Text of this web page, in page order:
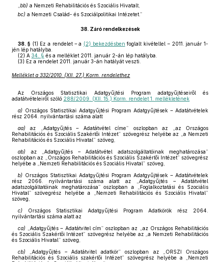
bb) a Nemzeti Rehabilitációs és Szociális Hivatalt,
bc) a Nemzeti Család- és Szociálpolitikai Intézetet.”
38. Záró rendelkezések
38. § (1) Ez a rendelet – a (2) bekezdésben foglalt kivétellel – 2011. január 1-
jén lép hatályba.
(2) A 34. § és a melléklet 2011. január 2-án lép hatályba.
(3) Ez a rendelet 2011. január 3-án hatályát veszti.
Melléklet a 332/2010. (XII. 27.) Korm. rendelethez
Az Országos Statisztikai Adatgyűjtési Program adatgyűjtéseiről és
adatátvételeiről szóló 288/2009. (XII. 15.) Korm. rendelet 1. mellékletének
a) Országos Statisztikai Adatgyűjtési Program Adatgyűjtések – Adatátvételek
rész 2064. nyilvántartási száma alatt
aa) az „Adatgyűjtés – Adatátvétel címe” oszlopban az „az Országos
Rehabilitációs és Szociális Szakértői Intézet” szövegrész helyébe az „a Nemzeti
Rehabilitációs és Szociális Hivatal” szöveg,
ab) az „Adatgyűjtés – Adatátvétel adatszolgáltatóinak meghatározása”
oszlopban az „Országos Rehabilitációs és Szociális Szakértői Intézet” szövegrész
helyébe a „Nemzeti Rehabilitációs és Szociális Hivatal” szöveg,
b) Országos Statisztikai Adatgyűjtési Program Adatgyűjtések – Adatátvételek
rész 2066. nyilvántartási száma alatt az „Adatgyűjtés – Adatátvétel
adatszolgáltatóinak meghatározása” oszlopban a „Foglalkoztatási és Szociális
Hivatal” szövegrész helyébe a „Nemzeti Rehabilitációs és Szociális Hivatal”
szöveg,
c) Országos Statisztikai Adatgyűjtési Program Adatkörök rész 2064.
nyilvántartási száma alatt az
ca) „Adatgyűjtés – Adatátvitel cím” oszlopban az „az Országos Rehabilitációs
és Szociális Szakértői Intézet” szövegrész helyébe az „a Nemzeti Rehabilitációs
és Szociális Hivatal” szöveg,
cb) „Adatgyűjtés – Adatátvitel adatkör” oszlopban az „ORSZI Országos
Rehabilitációs és Szociális szakértői Intézet” szövegrész helyébe a „Nemzeti